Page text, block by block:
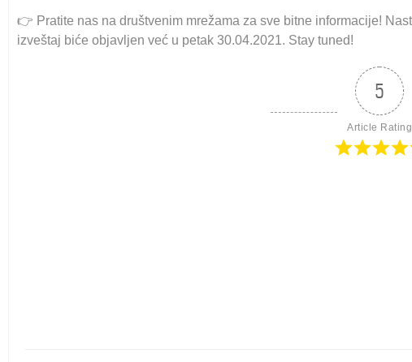
👉 Pratite nas na društvenim mrežama za sve bitne informacije!
izveštaj biće objavljen već u petak 30.04.2021. Stay tuned!
5
Article Rating